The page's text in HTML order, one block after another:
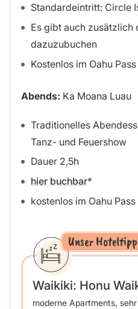
Standardeintritt: Circle
Es gibt auch zusätzlich
dazuzubuchen
Kostenlos im Oahu
Abends: Ka Moana Luau
Traditionelles
Tanz- und Feuershow
Dauer 2,5h
hier buchbar
kostenlos im Oahu
Unser Hoteltipp
Waikiki: Honu
moderne Apartments,